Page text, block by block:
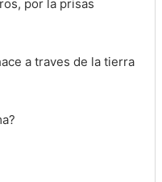
por la prisas
a traves de la tierra